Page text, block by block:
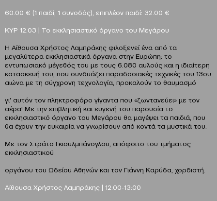
60.00 € (1 παιδί, 1 συνοδός), επιπλέον παιδί: 32.00 €
KYΡ 12.03 | Το εκκλησιαστικό όργανο του Μεγάρου
Η Αίθουσα Χρήστος Λαμπράκης φιλοξενεί ένα από τα
μεγαλύτερα εκκλησιαστικά όργανα στην Ευρώπη: το
εντυπωσιακό μέγεθός του με τους 6.080 αυλούς και η ιδιαίτερη
κατασκευή του, που συνδυάζει παραδοσιακές τεχνικές του 13ου
αιώνα με τη σύγχρονη τεχνολογία, προκαλούν το θαυμασμό
γι’ αυτόν τον πληκτροφόρο γίγαντα που «ζωντανεύει» με τον
αέρα! Με την επιβλητική και ευγενή του παρουσία το
εκκλησιαστικό όργανο του Μεγάρου θα μαγέψει τα παιδιά, που
θα έχουν την ευκαιρία να γνωρίσουν από κοντά τα μυστικά του.
Με τον Στράτο Γκιουλμπάνογλου, απόφοιτο του τμήματος
εκκλησιαστικού
οργάνου του Ωδείου Αθηνών και τον Γιάννη Καρύδα, χορδιστή.
Αίθουσα Χρήστος Λαμπράκης | 12:00-13:00